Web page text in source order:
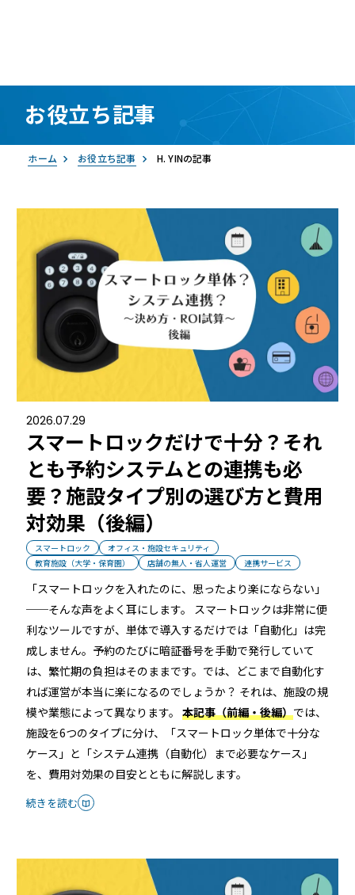
お役立ち記事
H. YINの記事
お役立ち記事
ホーム
2026.07.29
スマートロックだけで十分？それ
とも予約システムとの連携も必
要？施設タイプ別の選び方と費用
対効果（後編）
スマートロック
オフィス・施設セキュリティ
教育施設（大学・保育園）
店舗の無人・省人運営 連携サービス
「スマートロックを入れたのに、思ったより楽にならない」
──そんな声をよく耳にします。 スマートロックは非常に便
利なツールですが、単体で導入するだけでは「自動化」は完
成しません。予約のたびに暗証番号を手動で発行していて
は、繁忙期の負担はそのままです。では、どこまで自動化す
れば運営が本当に楽になるのでしょうか？ それは、施設の規
模や業態によって異なります。 本記事（前編・後編）では、
施設を6つのタイプに分け、「スマートロック単体で十分な
ケース」と「システム連携（自動化）まで必要なケース」
を、費用対効果の目安とともに解説します。
続きを読む
RemoteLOCK
ご質問
寄せられた
介します
RemoteLOCKって何が
できるの？をご紹介します
詳しくみる
業種別の活用
お客様の声
詳しく
セミナー
RemoteLOCKの活用術や業界別の最新事例をご紹介など、不
定期で開催しています。
常時公開中
5分でわかる！RemoteLOCKの特徴と機能について
常時公開中
3分でわかる！RemoteLOCK機種の選び方動画
スマートロックと結露・錆（サビ）の問題
を徹底解説！防水・防錆について知ってお